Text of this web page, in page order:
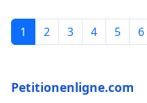
1 2 3 4 5 6
Petitionenligne.com